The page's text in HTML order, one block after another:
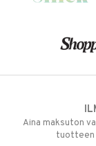
Aina maksuton
tuotteen